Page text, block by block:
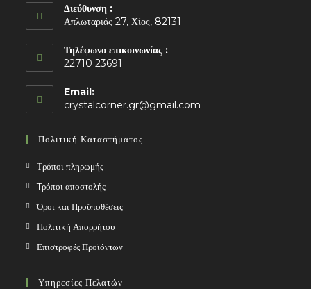
Διεύθυνση :
Απλωταριάς 27, Χίος, 82131
Τηλέφωνο επικοινωνίας :
22710 23691
Email:
crystalcorner.gr@gmail.com
Πολιτική Καταστήματος
Τρόποι πληρωμής
Tρόποι αποστολής
Όροι και Προϋποθέσεις
Πολιτική Απορρήτου
Επιστροφές Προϊόντων
Υπηρεσίες Πελατών